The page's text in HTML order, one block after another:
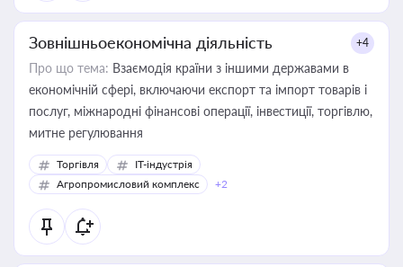
Зовнішньоекономічна діяльність +4
Про що тема: Взаємодія країни з іншими державами в
економічній сфері, включаючи експорт та імпорт товарів і
послуг, міжнародні фінансові операції, інвестиції, торгівлю,
митне регулювання
Торгівля
IT-індустрія
Агропромисловий комплекс
+2